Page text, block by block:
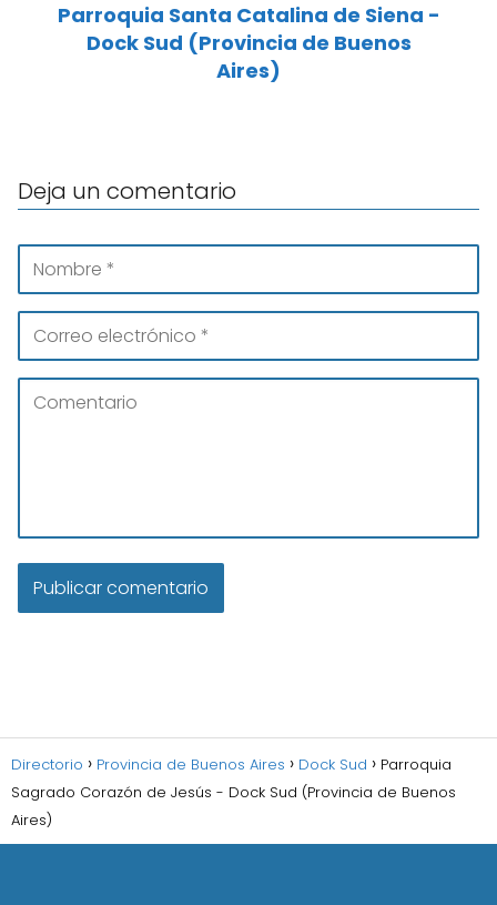
Parroquia Santa Catalina de Siena -
Dock Sud (Provincia de Buenos
Aires)
Deja un comentario
Directorio Provincia de Buenos Aires Dock Sud
Parroquia
Sagrado Corazón de Jesús - Dock Sud (Provincia de Buenos
Aires)